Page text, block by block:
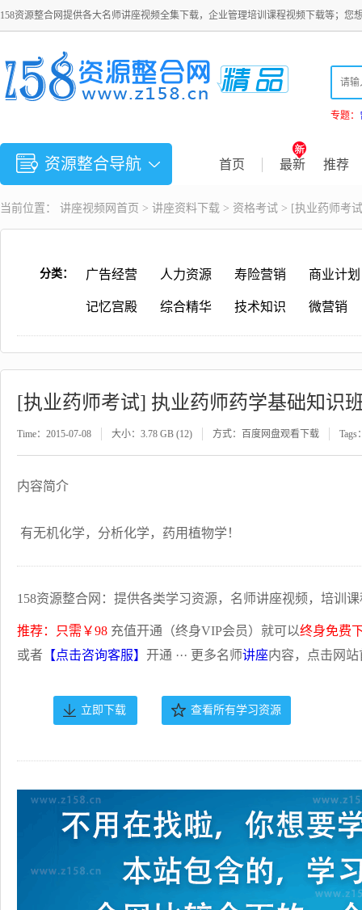
158资源整合网提供各大名师讲座视频全集下载，企业管理培训课程视频下载等；您
专题：
资源整合导航 首页 最新 推荐
当前位置： 讲座视频 网首页 > 讲座资料下载 > 资格考试 > [执业药师考
分类： 广告经营 人力资源 寿险营销 商业计划
记忆宫殿 综合精华 技术知识 微营销
[执业药师考试] 执业药师药学基础知识
Time：2015-07-08 大小：3.78 GB (12) 方式：百度网盘观看下载 Tags
内容简介
有无机化学，分析化学，药用植物学！
158资源整合网：提供各类学习资源，名师讲座视频，培训
推荐：只需￥98 充值开通（终身VIP会员）就可以终身免费
或者 【点击咨询客服】 开通 ··· 更多名师讲座内容，点击网
立即下载 查看所有学习资源